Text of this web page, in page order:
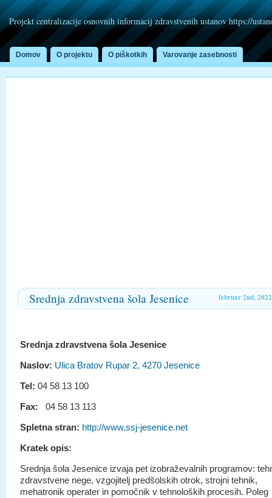
Projekt centralizacije osnovnih informacij zdravstvenih ustanov https://
Domov O projektu O piškotkih Varovanje zasebnosti
februar 2nd, 2022
Srednja zdravstvena šola Jesenice
Srednja zdravstvena šola Jesenice
Naslov: Ulica Bratov Rupar 2, 4270 Jesenice
Tel: 04 58 13 100
Fax: 04 58 13 113
Spletna stran: http://www.ssj-jesenice.net
Kratek opis:
Srednja šola Jesenice izvaja pet izobraževalnih programov:
zdravstvene nege, vzgojitelj predšolskih otrok, strojni tehnik,
mehatronik operater in pomočnik v tehnoloških procesih. Poleg